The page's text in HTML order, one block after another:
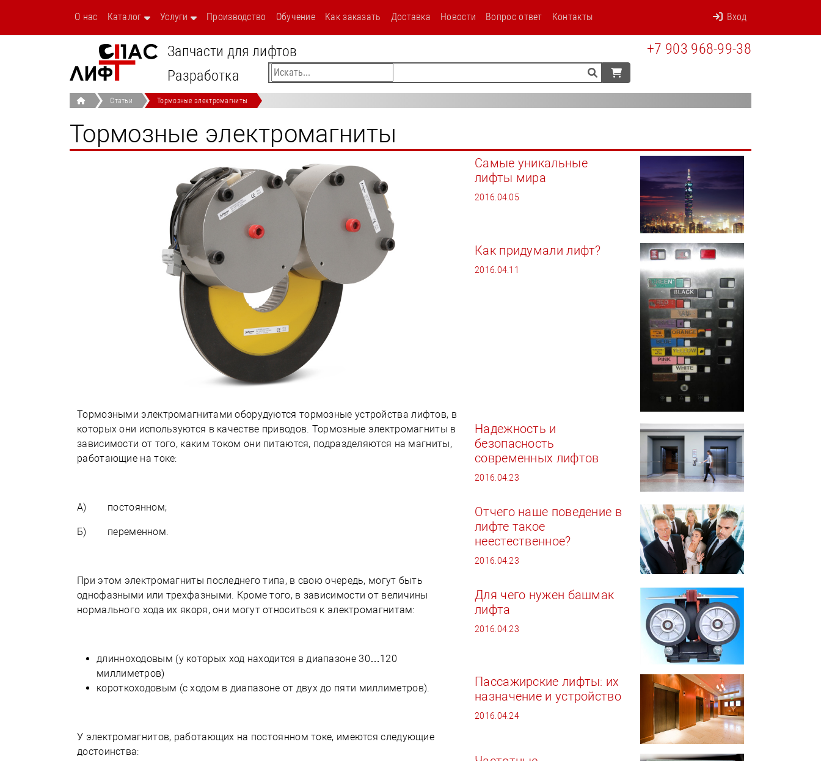
текст
О нас Каталог Услуги Производство Обучение Как заказать Доставка Новости Вопрос ответ Контакты Вход
Запчасти для лифтов
+7 903 968-99-38
Разработка
Статьи Тормозные электромагниты
Тормозные электромагниты
Тормозными электромагнитами оборудуются тормозные устройства лифтов, в
которых они используются в качестве приводов. Тормозные электромагниты в
зависимости от того, каким током они питаются, подразделяются на магниты,
работающие на токе:
А) постоянном;
Б) переменном.
При этом электромагниты последнего типа, в свою очередь, могут быть
однофазными или трехфазными. Кроме того, в зависимости от величины
нормального хода их якоря, они могут относиться к электромагнитам:
длинноходовым (у которых ход находится в диапазоне 30…120
миллиметров)
короткоходовым (с ходом в диапазоне от двух до пяти миллиметров).
У электромагнитов, работающих на постоянном токе, имеются следующие
достоинства:
Самые уникальные
лифты мира
2016.04.05
Как придумали лифт?
2016.04.11
Надежность и
безопасность
современных лифтов
2016.04.23
Отчего наше поведение в
лифте такое
неестественное?
2016.04.23
Для чего нужен башмак
лифта
2016.04.23
Пассажирские лифты: их
назначение и устройство
2016.04.24